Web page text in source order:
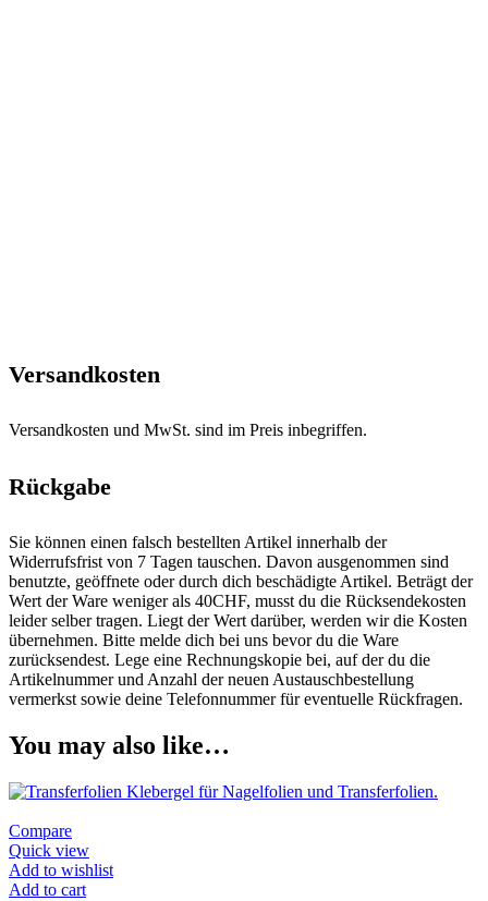
Versandkosten
Versandkosten und MwSt. sind im Preis inbegriffen.
Rückgabe
Sie können einen falsch bestellten Artikel innerhalb der
Widerrufsfrist von 7 Tagen tauschen. Davon ausgenommen sind
benutzte, geöffnete oder durch dich beschädigte Artikel. Beträgt der
Wert der Ware weniger als 40CHF, musst du die Rücksendekosten
leider selber tragen. Liegt der Wert darüber, werden wir die Kosten
übernehmen. Bitte melde dich bei uns bevor du die Ware
zurücksendest. Lege eine Rechnungskopie bei, auf der du die
Artikelnummer und Anzahl der neuen Austauschbestellung
vermerkst sowie deine Telefonnummer für eventuelle Rückfragen.
You may also like…
Compare
Quick view
Add to wishlist
Add to cart